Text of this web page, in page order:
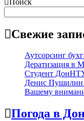
Свежие
Аутсорсинг
Дератизация в
Студент ДонНТУ
Денис Пушилин
Вашему
Погода в